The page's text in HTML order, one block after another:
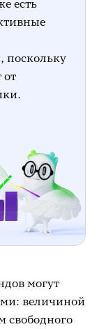
есть
поскольку
от
могут
величиной
свободного